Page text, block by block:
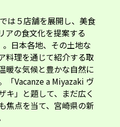
は５店舗を展開し、美食
アの食文化を提案する
。日本各地、その土地な
料理を通じて紹介する取
暖な気候と豊かな自然に
「Vacanze a Miyazaki ヴ
キ」と題して、まだ広く
焦点を当て、宮崎県の新